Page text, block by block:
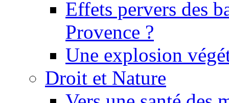
Effets pervers des
Provence ?
Une explosion
Droit et Nature